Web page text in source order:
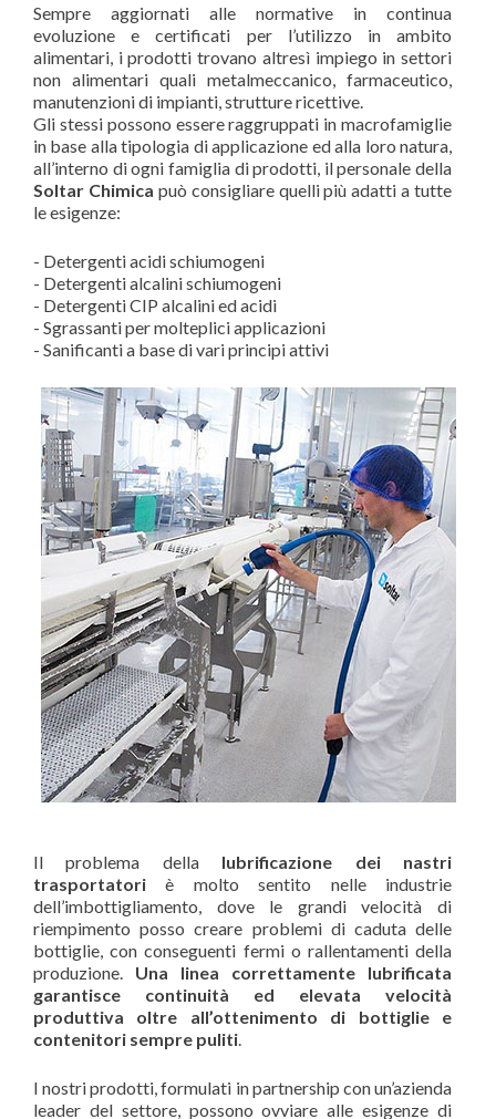
Sempre aggiornati alle normative in continua
evoluzione e certificati per l’utilizzo in ambito
alimentari, i prodotti trovano altresì impiego in settori
non alimentari quali metalmeccanico, farmaceutico,
manutenzioni di impianti, strutture ricettive.
Gli stessi possono essere raggruppati in macrofamiglie
in base alla tipologia di applicazione ed alla loro natura,
all’interno di ogni famiglia di prodotti, il personale della
Soltar Chimica può consigliare quelli più adatti a tutte
le esigenze:
- Detergenti acidi schiumogeni
- Detergenti alcalini schiumogeni
- Detergenti CIP alcalini ed acidi
- Sgrassanti per molteplici applicazioni
- Sanificanti a base di vari principi attivi
Il problema della lubrificazione dei nastri
trasportatori è molto sentito nelle industrie
dell’imbottigliamento, dove le grandi velocità di
riempimento posso creare problemi di caduta delle
bottiglie, con conseguenti fermi o rallentamenti della
produzione. Una linea correttamente lubrificata
garantisce continuità ed elevata velocità
produttiva oltre all’ottenimento di bottiglie e
contenitori sempre puliti
I nostri prodotti, formulati in partnership con un’azienda
leader del settore, possono ovviare alle esigenze di